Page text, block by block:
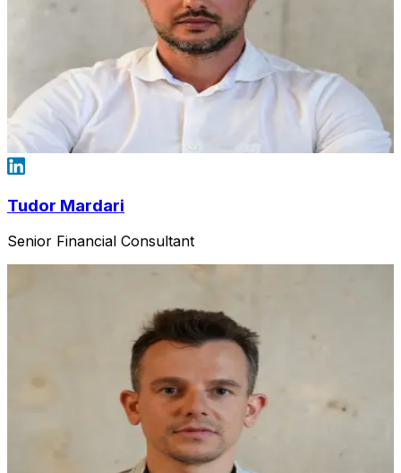
Tudor Mardari
Senior Financial Consultant